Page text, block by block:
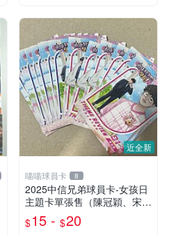
近全新
喵喵球員卡 8
2025中信兄弟球員卡-女孩日
主題卡單張售（陳冠穎、宋晟
睿、楊祥禾、林吳晉瑋、伍立
辰）
$15 - $20